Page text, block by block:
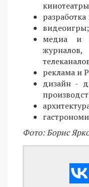
видеоигры;
медиа и
реклама и
дизайн -
Фото: Борис